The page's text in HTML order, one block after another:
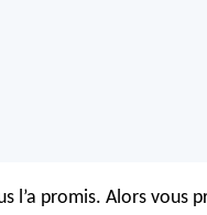
l’a promis. Alors vous